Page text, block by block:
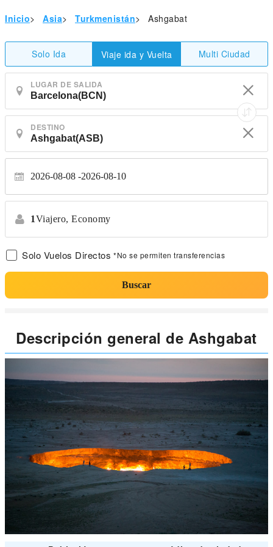
Inicio> Asia> Turkmenistán> Ashgabat
Solo Ida Viaje ida y Vuelta Multi Ciudad
LUGAR DE SALIDA
DESTINO
2026-08-08 2026-08-10
1Viajero, Economy
Solo Vuelos Directos *No se permiten transferencias
Buscar
Descripción general de Ashgabat